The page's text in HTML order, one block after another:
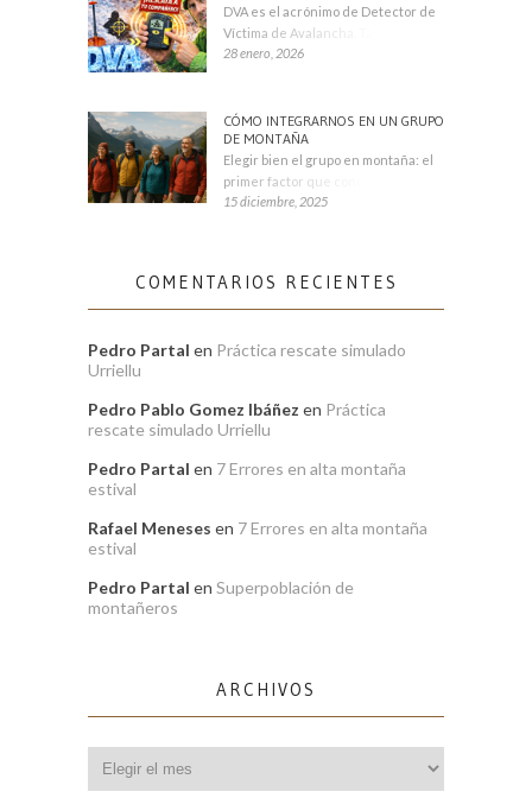
DVA es el acrónimo de Detector de
Víctima de Avalancha. También se
28 enero, 2026
CÓMO INTEGRARNOS EN UN GRUPO
DE MONTAÑA
Elegir bien el grupo en montaña: el
primer factor que condiciona tu
15 diciembre, 2025
COMENTARIOS RECIENTES
Pedro Partal en Práctica rescate simulado
Urriellu
Pedro Pablo Gomez Ibáñez en Práctica
rescate simulado Urriellu
Pedro Partal en 7 Errores en alta montaña
estival
Rafael Meneses en 7 Errores en alta montaña
estival
Pedro Partal en Superpoblación de
montañeros
ARCHIVOS